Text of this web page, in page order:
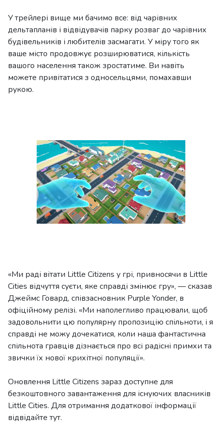
У трейлері вище ми бачимо все: від чарівних
дельтапланів і відвідувачів парку розваг до чарівних
будівельників і любителів засмагати. У міру того як
ваше місто продовжує розширюватися, кількість
вашого населення також зростатиме. Ви навіть
можете привітатися з односельцями, помахавши
рукою.
«Ми раді вітати Little Citizens у грі, привносячи в Little
Cities відчуття суєти, яке справді змінює гру», — сказав
Джеймс Говард, співзасновник Purple Yonder, в
офіційному релізі. «Ми наполегливо працювали, щоб
задовольнити цю популярну пропозицію спільноти, і я
справді не можу дочекатися, коли наша фантастична
спільнота гравців дізнається про всі радісні примхи та
звички їх нової крихітної популяції».
Оновлення Little Citizens зараз доступне для
безкоштовного завантаження для існуючих власників
Little Cities. Для отримання додаткової інформації
відвідайте тут.